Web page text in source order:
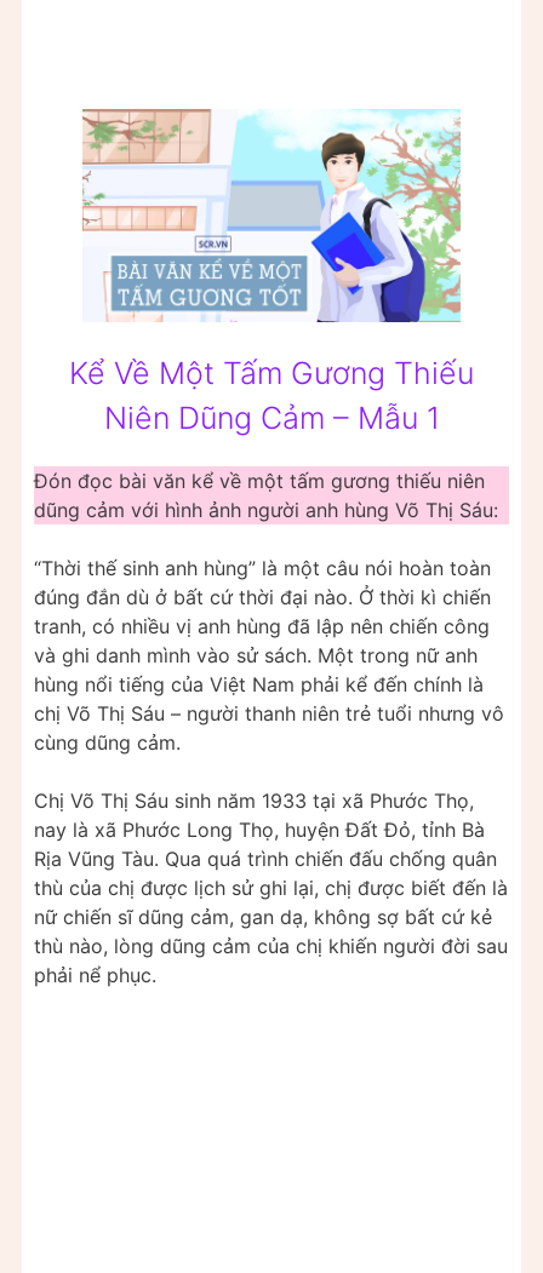
Kể Về Một Tấm Gương Thiếu
Niên Dũng Cảm – Mẫu 1
Đón đọc bài văn kể về một tấm gương thiếu niên
dũng cảm với hình ảnh người anh hùng Võ Thị Sáu:
“Thời thế sinh anh hùng” là một câu nói hoàn toàn
đúng đắn dù ở bất cứ thời đại nào. Ở thời kì chiến
tranh, có nhiều vị anh hùng đã lập nên chiến công
và ghi danh mình vào sử sách. Một trong nữ anh
hùng nổi tiếng của Việt Nam phải kể đến chính là
chị Võ Thị Sáu – người thanh niên trẻ tuổi nhưng vô
cùng dũng cảm.
Chị Võ Thị Sáu sinh năm 1933 tại xã Phước Thọ,
nay là xã Phước Long Thọ, huyện Đất Đỏ, tỉnh Bà
Rịa Vũng Tàu. Qua quá trình chiến đấu chống quân
thù của chị được lịch sử ghi lại, chị được biết đến là
nữ chiến sĩ dũng cảm, gan dạ, không sợ bất cứ kẻ
thù nào, lòng dũng cảm của chị khiến người đời sau
phải nể phục.